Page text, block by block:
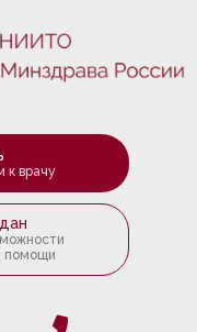
к врачу
помощи